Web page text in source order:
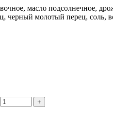
масло подсолнечное,
черный молотый перец, соль,
+